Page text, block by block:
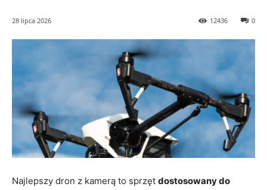
28 lipca 2026 0
12436
Najlepszy dron z kamerą to sprzęt dostosowany do